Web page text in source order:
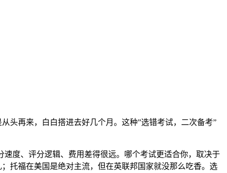
头再来，白白搭进去好几个月。这种”选错考试，二次备考”
度、评分逻辑、费用差得很远。哪个考试更适合你，取决于
托福在美国是绝对主流，但在英联邦国家就没那么吃香。选